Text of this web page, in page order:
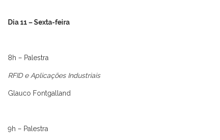
Dia 11 – Sexta-feira
8h – Palestra
RFID e Aplicações Industriais
Glauco Fontgalland
9h – Palestra